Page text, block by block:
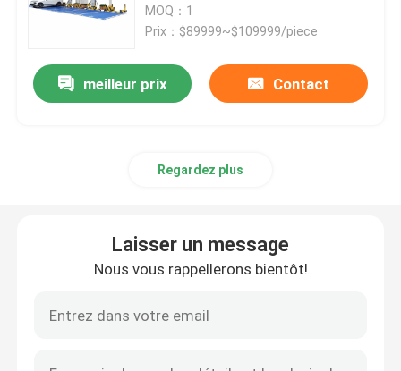
Convertisseur de fréquence variable
Inverseur de fréquence de vecteur
Appareil à fréquence variable pour grue
voiture ESS EV Portable
MOQ：1
Prix：$89999~$109999/piece
meilleur prix Contact
Regardez plus
Laisser un message
Nous vous rappellerons bientôt!